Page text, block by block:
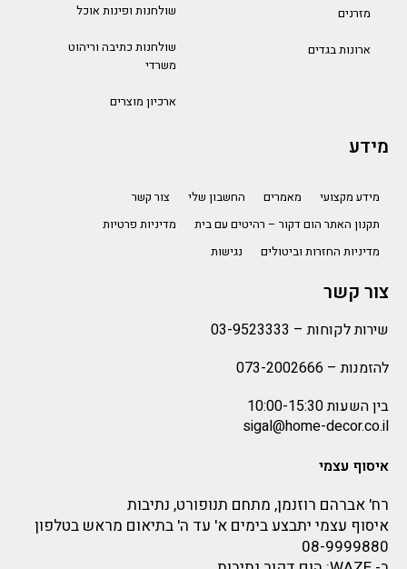
מזרנים
ארונות בגדים
שולחנות ופינות אוכל
שולחנות כתיבה וריהוט
משרדי
ארכיון מוצרים
מידע
מידע מקצועי מאמרים החשבון שלי
צור קשר
תקנון האתר הום דקור – רהיטים עם בית
מדיניות פרטיות
מדיניות החזרות וביטולים
נגישות
צור קשר
שירות לקוחות – 03-9523333
להזמנות – 073-2002666
בין השעות 10:00-15:30
sigal@home-decor.co.il
איסוף עצמי
רח' אברהם רוזנמן, מתחם תנופורט, נתיבות
איסוף עצמי יתבצע בימים א' עד ה' בתיאום מראש בטלפון
08-9999880